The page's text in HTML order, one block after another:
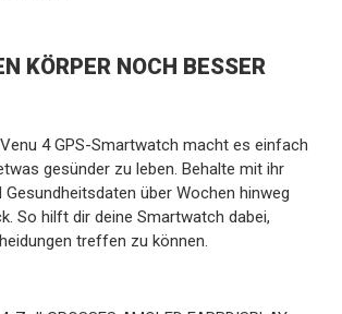
KÖRPER NOCH BESSER
4 GPS-Smartwatch macht es einfach
gesünder zu leben. Behalte mit ihr
über Wochen hinweg
So hilft dir deine Smartwatch dabei,
treffen zu können.